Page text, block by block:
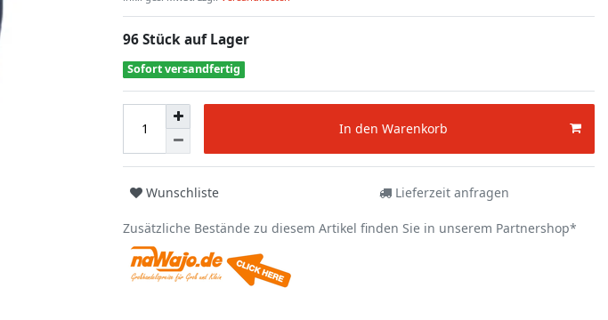
96 Stück auf Lager
Sofort versandfertig
In den Warenkorb
Wunschliste Lieferzeit anfragen
Zusätzliche Bestände zu diesem Artikel finden Sie in unserem Partnershop*